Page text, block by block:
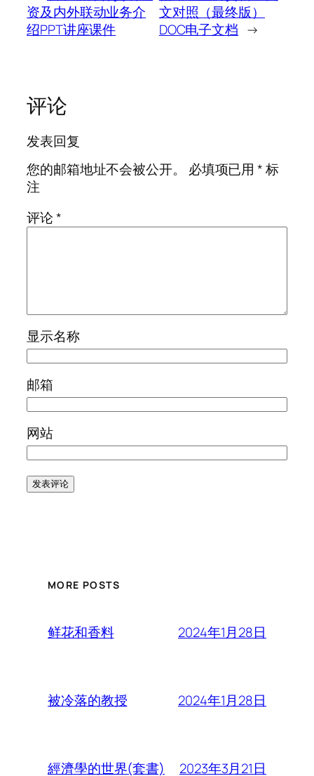
资及内外联动业务介
绍PPT讲座课件
文对照（最终版）
DOC电子文档 →
评论
发表回复
您的邮箱地址不会被公开。
必填项已用*标
注
评论*
显示名称
邮箱
网站
MORE POSTS
鲜花和香料 2024年1月28日
被冷落的教授 2024年1月28日
經濟學的世界(套書) 2023年3月21日